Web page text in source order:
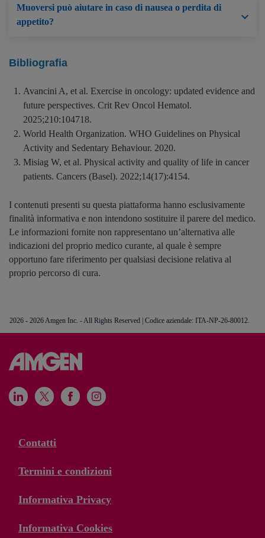
Muoversi può aiutare in caso di nausea o perdita di
appetito?
Bibliografia
Avancini A, et al. Exercise in oncology: updated evidence and
future perspectives. Crit Rev Oncol Hematol.
2025;210:104718.
World Health Organization. WHO Guidelines on Physical
Activity and Sedentary Behaviour. 2020.
Misiag W, et al. Physical activity and quality of life in cancer
patients. Cancers (Basel). 2022;14(17):4154.
I contenuti presenti su questa piattaforma hanno esclusivamente
finalità informativa e non intendono sostituire il parere del medico.
Le informazioni fornite non rappresentano un’alternativa alle
indicazioni del proprio medico curante, al quale è sempre
opportuno fare riferimento per qualsiasi decisione relativa al
proprio percorso di cura.
2026 - 2026 Amgen Inc. - All Rights Reserved | Codice aziendale: ITA-NP-26-80012.
Contatti
Termini e condizioni
Informativa Privacy
Informativa Cookies